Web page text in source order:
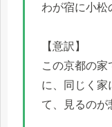
わが宿に小松
【意訳】
この京都の
に、同じく家
て、見るのが